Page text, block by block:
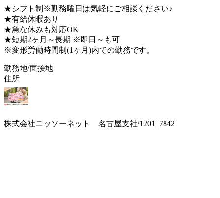
★シフト制※勤務曜日は気軽にご相談ください♪
★有給休暇あり
★急な休みも対応OK
★短期2ヶ月～長期 ※即日～も可
※変形労働時間制(1ヶ月)内での勤務です。
勤務地/面接地
住所
株式会社ニッソーネット 名古屋支社/1201_7842